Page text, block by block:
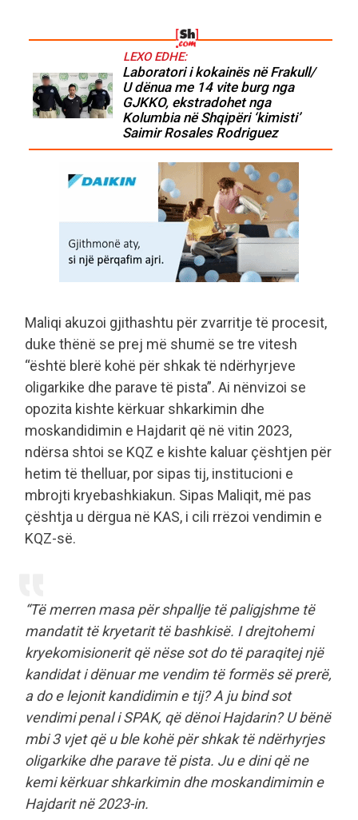
LEXO EDHE:
Laboratori i kokainës në Frakull/
U dënua me 14 vite burg nga
GJKKO, ekstradohet nga
Kolumbia në Shqipëri ‘kimisti’
Saimir Rosales Rodriguez
Maliqi akuzoi gjithashtu për zvarritje të procesit,
duke thënë se prej më shumë se tre vitesh
“është blerë kohë për shkak të ndërhyrjeve
oligarkike dhe parave të pista”. Ai nënvizoi se
opozita kishte kërkuar shkarkimin dhe
moskandidimin e Hajdarit që në vitin 2023,
ndërsa shtoi se KQZ e kishte kaluar çështjen për
hetim të thelluar, por sipas tij, institucioni e
mbrojti kryebashkiakun. Sipas Maliqit, më pas
çështja u dërgua në KAS, i cili rrëzoi vendimin e
KQZ-së.
“Të merren masa për shpallje të paligjshme të
mandatit të kryetarit të bashkisë. I drejtohemi
kryekomisionerit që nëse sot do të paraqitej një
kandidat i dënuar me vendim të formës së prerë,
a do e lejonit kandidimin e tij? A ju bind sot
vendimi penal i SPAK, që dënoi Hajdarin? U bënë
mbi 3 vjet që u ble kohë për shkak të ndërhyrjes
oligarkike dhe parave të pista. Ju e dini që ne
kemi kërkuar shkarkimin dhe moskandimimin e
Hajdarit në 2023-in.